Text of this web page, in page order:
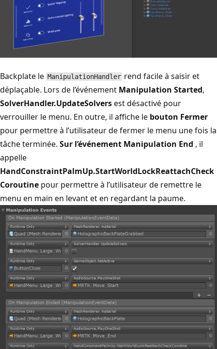
Backplate le ManipulationHandler rend facile à saisir et
déplaçable. Lors de l’événement Manipulation Started,
SolverHandler.UpdateSolversest désactivé pour
verrouiller le menu. En outre, il affiche le bouton Fermer
pour permettre à l’utilisateur de fermer le menu une fois la
tâche terminée. Sur l’événement Manipulation End , il
appelle
HandConstraintPalmUp.StartWorldLockReattachCheck
Coroutine pour permettre à l’utilisateur de remettre le
menu en main en levant et en regardant la paume.